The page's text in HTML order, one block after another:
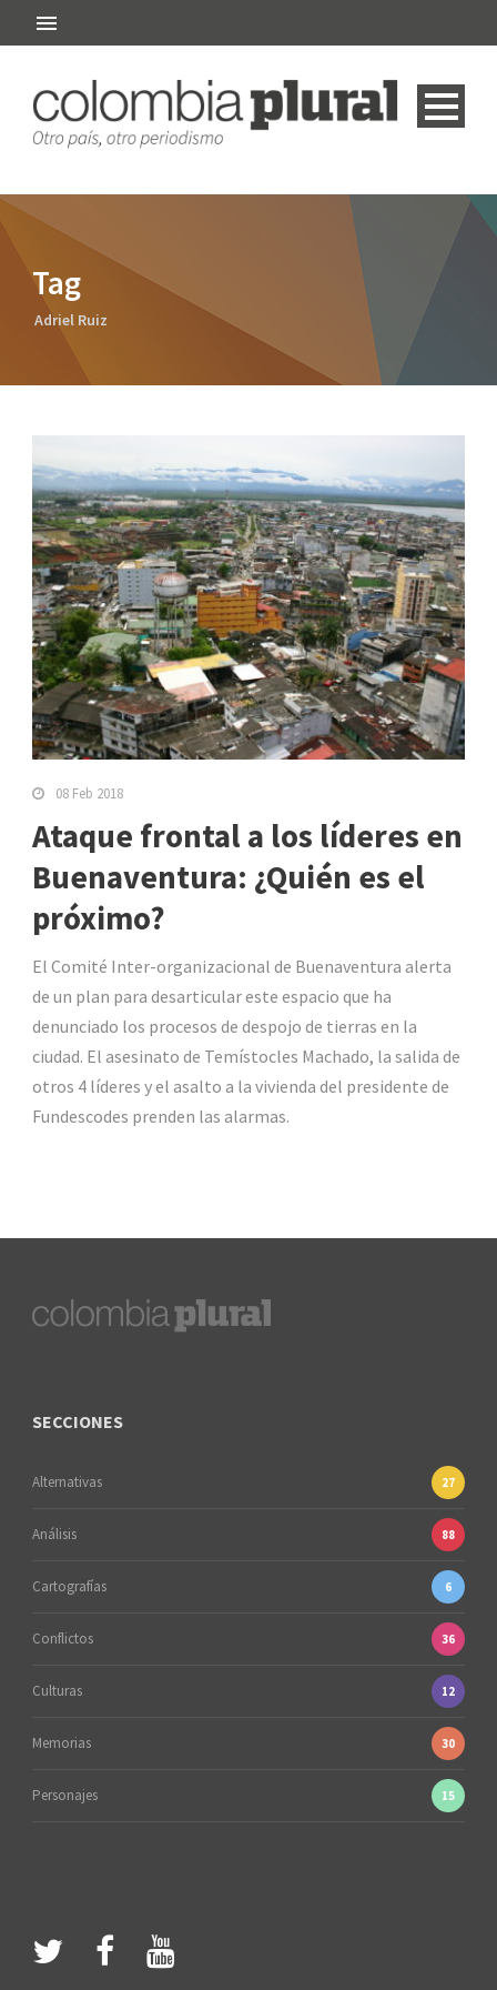
Tag
Adriel Ruiz
08 Feb 2018
Ataque frontal a los líderes en
Buenaventura: ¿Quién es el
próximo?
El Comité Inter-organizacional de Buenaventura alerta
de un plan para desarticular este espacio que ha
denunciado los procesos de despojo de tierras en la
ciudad. El asesinato de Temístocles Machado, la salida de
otros 4 líderes y el asalto a la vivienda del presidente de
Fundescodes prenden las alarmas.
SECCIONES
Alternativas 27
Análisis 88
Cartografías 6
Conflictos 36
Culturas 12
Memorias 30
Personajes 15